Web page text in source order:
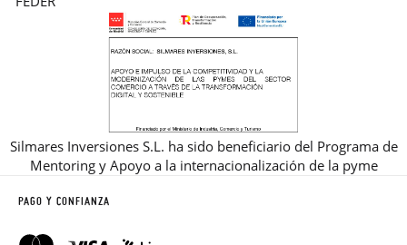
Silmares Inversiones S.L. ha sido beneficiario del Programa de
Mentoring y Apoyo a la internacionalización de la pyme
PAGO Y CONFIANZA